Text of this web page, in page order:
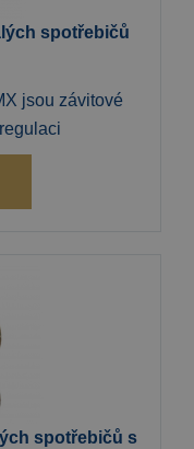
spotřebičů
jsou závitové
spotřebičů s